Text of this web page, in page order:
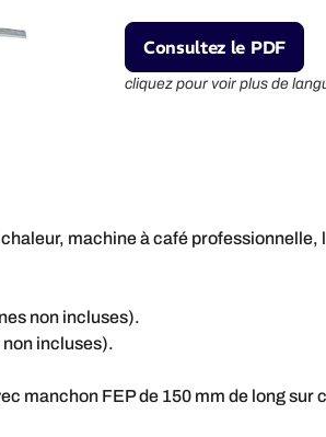
Consultez le PDF
cliquez pour voir plus de
machine à café
non incluses).
non incluses).
manchon FEP de 150 mm de long sur